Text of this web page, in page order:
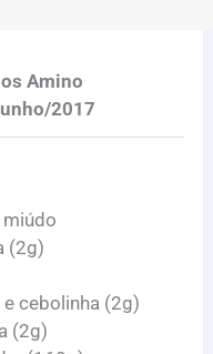
Amino
2017
(2g)
cebolinha (2g)
(2g)